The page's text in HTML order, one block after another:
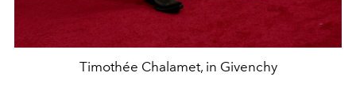
Timothée Chalamet, in Givenchy